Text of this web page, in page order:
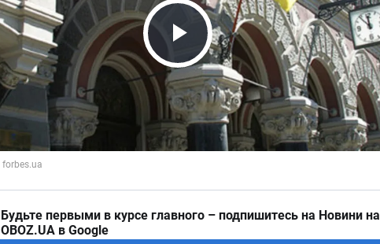
Play Video
Будьте первыми в курсе главного – подпишитесь на Новини на
OBOZ.UA в Google